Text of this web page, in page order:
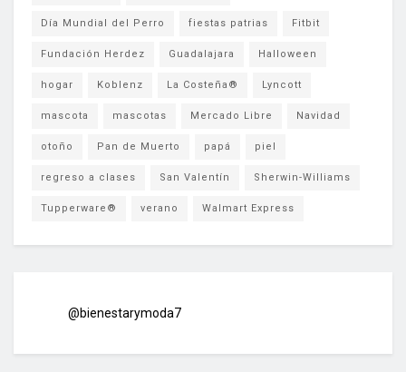
Día Mundial del Perro fiestas patrias Fitbit
Fundación Herdez Guadalajara Halloween
hogar Koblenz La Costeña® Lyncott
mascota mascotas Mercado Libre Navidad
otoño Pan de Muerto papá piel
regreso a clases San Valentín Sherwin-Williams
Tupperware® verano Walmart Express
@bienestarymoda7